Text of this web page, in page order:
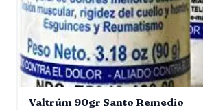
Valtrúm 90gr Santo Remedio